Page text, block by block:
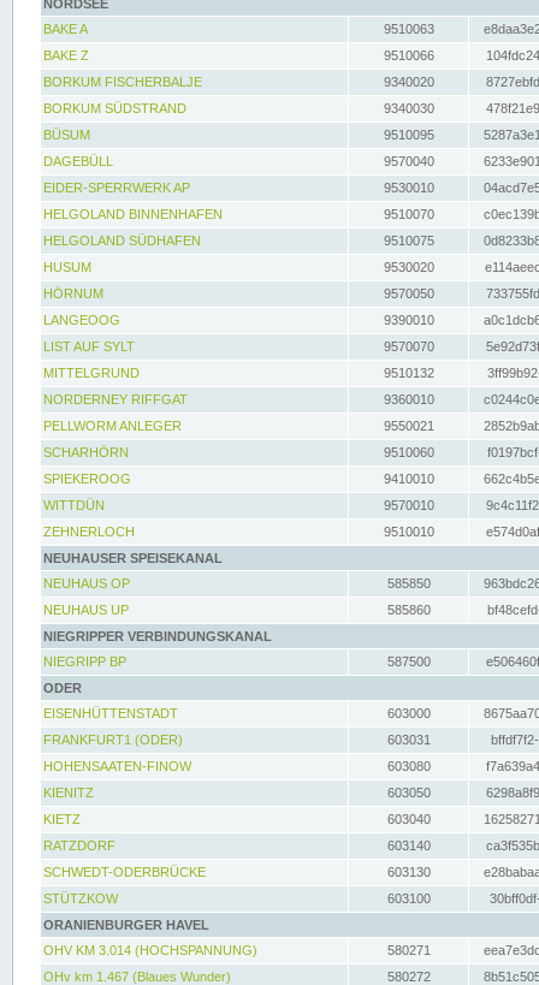
NORDSEE
BAKE A
9510063
BAKE Z
9510066
BORKUM FISCHERBALJE
9340020
BORKUM SÜDSTRAND
9340030
BÜSUM
9510095
DAGEBÜLL
9570040
EIDER-SPERRWERK AP
9530010
HELGOLAND BINNENHAFEN
9510070
HELGOLAND SÜDHAFEN
9510075
HUSUM
9530020
HÖRNUM
9570050
LANGEOOG
9390010
LIST AUF SYLT
9570070
MITTELGRUND
9510132
NORDERNEY RIFFGAT
9360010
PELLWORM ANLEGER
9550021
SCHARHÖRN
9510060
SPIEKEROOG
9410010
WITTDÜN
9570010
ZEHNERLOCH
9510010
NEUHAUSER SPEISEKANAL
NEUHAUS OP
585850
NEUHAUS UP
585860
NIEGRIPPER VERBINDUNGSKANAL
NIEGRIPP BP
587500
ODER
EISENHÜTTENSTADT
603000
FRANKFURT1 (ODER)
603031
HOHENSAATEN-FINOW
603080
KIENITZ
603050
KIETZ
603040
RATZDORF
603140
SCHWEDT-ODERBRÜCKE
603130
STÜTZKOW
603100
ORANIENBURGER HAVEL
OHV KM 3.014 (HOCHSPANNUNG)
580271
OHv km 1.467 (Blaues Wunder)
580272